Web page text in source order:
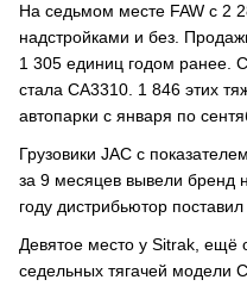
На седьмом месте FAW с 2
надстройками и без.
1 305 единиц годом ранее.
стала CA3310. 1 846 этих
автопарки с января по
Грузовики JAC с
за 9 месяцев вывели бренд
году дистрибьютор
Девятое место у Sitrak, ещё
седельных тягачей модели